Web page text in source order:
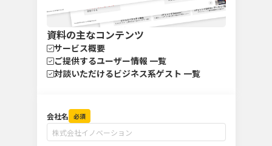
資料の主なコンテンツ
サービス概要
ご提供するユーザー情報 一覧
対談いただけるビジネス系ゲスト 一覧
会社名 必須